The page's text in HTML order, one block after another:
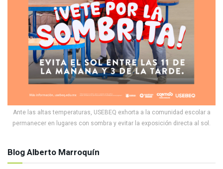
Ante las altas temperaturas, USEBEQ exhorta a la comunidad escolar a
permanecer en lugares con sombra y evitar la exposición directa al sol.
Blog Alberto Marroquín